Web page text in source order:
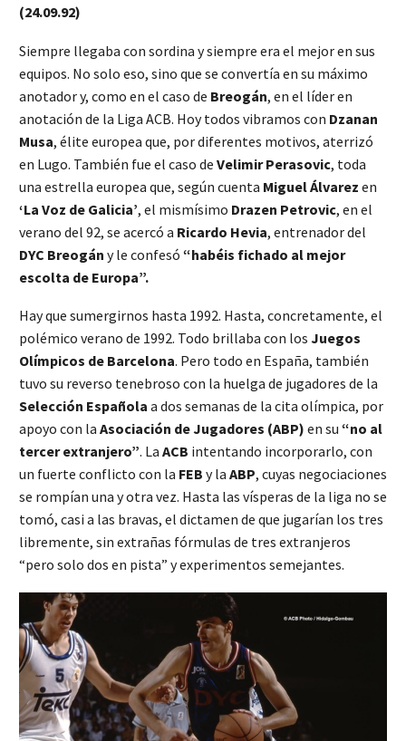
(24.09.92)
Siempre llegaba con sordina y siempre era el mejor en sus
equipos. No solo eso, sino que se convertía en su máximo
anotador y, como en el caso de Breogán, en el líder en
anotación de la Liga ACB. Hoy todos vibramos con Dzanan
Musa, élite europea que, por diferentes motivos, aterrizó
en Lugo. También fue el caso de Velimir Perasovic, toda
una estrella europea que, según cuenta Miguel Álvarez en
‘La Voz de Galicia’, el mismísimo Drazen Petrovic, en el
verano del 92, se acercó a Ricardo Hevia, entrenador del
DYC Breogán y le confesó “habéis fichado al mejor
escolta de Europa”.
Hay que sumergirnos hasta 1992. Hasta, concretamente, el
polémico verano de 1992. Todo brillaba con los Juegos
Olímpicos de Barcelona. Pero todo en España, también
tuvo su reverso tenebroso con la huelga de jugadores de la
Selección Española a dos semanas de la cita olímpica, por
apoyo con la Asociación de Jugadores (ABP) en su “no al
tercer extranjero”. La ACB intentando incorporarlo, con
un fuerte conflicto con la FEB y la ABP, cuyas negociaciones
se rompían una y otra vez. Hasta las vísperas de la liga no se
tomó, casi a las bravas, el dictamen de que jugarían los tres
libremente, sin extrañas fórmulas de tres extranjeros
“pero solo dos en pista” y experimentos semejantes.